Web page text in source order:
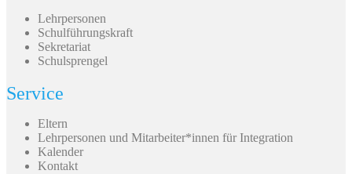
Lehrpersonen
Schulführungskraft
Sekretariat
Schulsprengel
Service
Eltern
Lehrpersonen und Mitarbeiter*innen für Integration
Kalender
Kontakt